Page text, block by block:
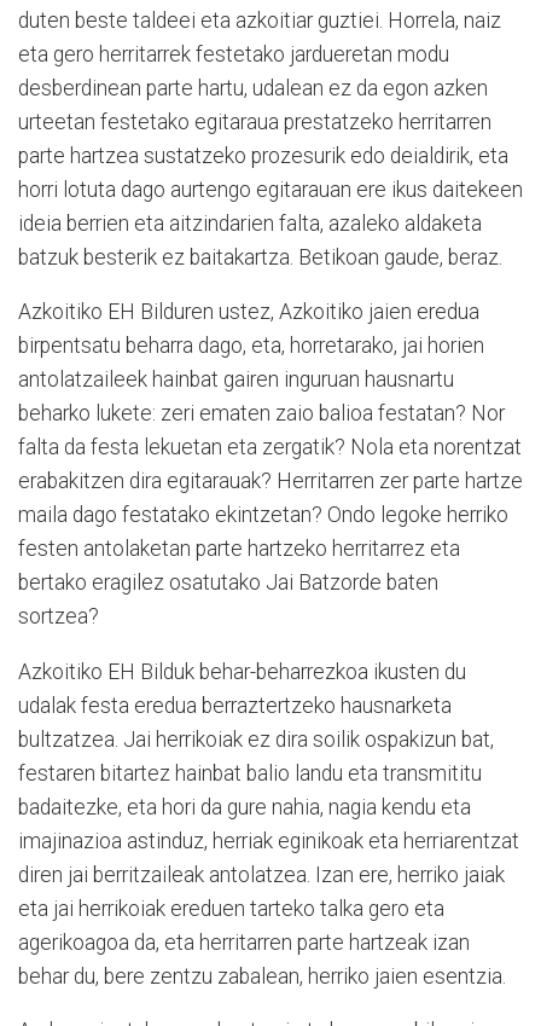
duten beste taldeei eta azkoitiar guztiei. Horrela, naiz
eta gero herritarrek festetako jardueretan modu
desberdinean parte hartu, udalean ez da egon azken
urteetan festetako egitaraua prestatzeko herritarren
parte hartzea sustatzeko prozesurik edo deialdirik, eta
horri lotuta dago aurtengo egitarauan ere ikus daitekeen
ideia berrien eta aitzindarien falta, azaleko aldaketa
batzuk besterik ez baitakartza. Betikoan gaude, beraz.
Azkoitiko EH Bilduren ustez, Azkoitiko jaien eredua
birpentsatu beharra dago, eta, horretarako, jai horien
antolatzaileek hainbat gairen inguruan hausnartu
beharko lukete: zeri ematen zaio balioa festatan? Nor
falta da festa lekuetan eta zergatik? Nola eta norentzat
erabakitzen dira egitarauak? Herritarren zer parte hartze
maila dago festatako ekintzetan? Ondo legoke herriko
festen antolaketan parte hartzeko herritarrez eta
bertako eragilez osatutako Jai Batzorde baten
sortzea?
Azkoitiko EH Bilduk behar-beharrezkoa ikusten du
udalak festa eredua berraztertzeko hausnarketa
bultzatzea. Jai herrikoiak ez dira soilik ospakizun bat,
festaren bitartez hainbat balio landu eta transmititu
badaitezke, eta hori da gure nahia, nagia kendu eta
imajinazioa astinduz, herriak eginikoak eta herriarentzat
diren jai berritzaileak antolatzea. Izan ere, herriko jaiak
eta jai herrikoiak ereduen tarteko talka gero eta
agerikoagoa da, eta herritarren parte hartzeak izan
behar du, bere zentzu zabalean, herriko jaien esentzia.